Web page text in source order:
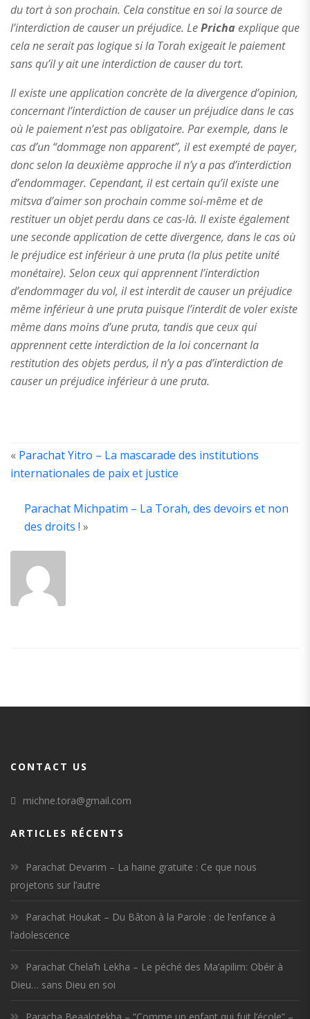
du tort à son prochain. Cela constitue en soi la source de
l’interdiction de causer un préjudice. LePricha explique que
cela ne serait pas logique si la Torah exigeait le paiement
sans qu’il y ait une interdiction de causer du tort.
Il existe une application concrète de la divergence d’opinion,
concernant l’interdiction de causer un préjudice dans le cas
où le paiement n’est pas obligatoire. Par exemple, dans le
cas d’un “dommage non apparent”, il est exempté de payer,
donc selon la deuxième approche il n’y a pas d’interdiction
d’endommager. Cependant, il est certain qu’il existe une
mitsva d’aimer son prochain comme soi-même et de
restituer un objet perdu dans ce cas-là. Il existe également
une seconde application de cette divergence, dans le cas où
le préjudice est inférieur à une pruta (la plus petite unité
monétaire). Selon ceux qui apprennent l’interdiction
d’endommager du vol, il est interdit de causer un préjudice
même inférieur à une pruta puisque l’interdit de voler existe
même dans moins d’une pruta, tandis que ceux qui
apprennent cette interdiction de la loi concernant la
restitution des objets perdus, il n’y a pas d’interdiction de
causer un préjudice inférieur à une pruta.
« Parachat Yitro – La mascarade des institutions
internationales de paix et justice
Parachat Michpatim – La Torah, des devoirs et non
des droits ! »
CONTACT US
michne.tora@gmail.com
ARTICLES RÉCENTS
Parachat Devarim – La haine gratuite : Ce que nous
projetons sur l’autre
Parachat Houkat – Du Bâton à la Parole : de l’enfance à
l’adolescence
Parachat Chela’h Lekha – Le péché des Ma’apilim: Obéir à
Dieu… sans Dieu en soi